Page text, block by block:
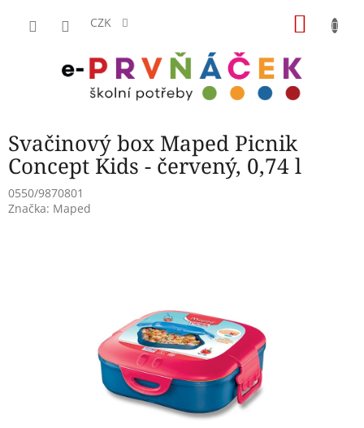
CZK
Svačinový box Maped Picnik
Concept Kids - červený, 0,74 l
0550/9870801
Značka: Maped